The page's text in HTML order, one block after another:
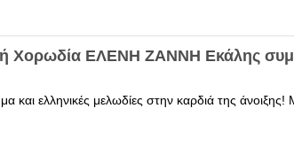
Χορωδία ΕΛΕΝΗ ΖΑΝΝΗ Εκάλης
ελληνικές μελωδίες στην καρδιά της άνοιξης!